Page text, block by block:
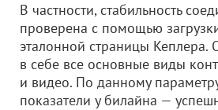
В частности, стабильность
проверена с помощью
эталонной страницы Кеплера.
в себе все основные виды
и видео. По данному
показатели у билайна —